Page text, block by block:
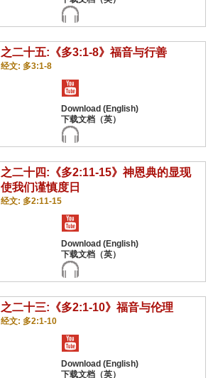
之二十五:《多3:1-8》福音与行善
经文: 多3:1-8
之二十四:《多2:11-15》神恩典的显现
使我们谨慎度日
经文: 多2:11-15
之二十三:《多2:1-10》福音与伦理
经文: 多2:1-10